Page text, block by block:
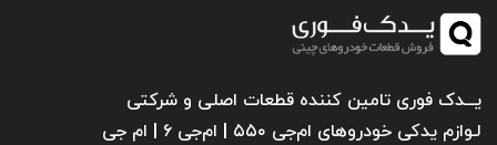
یـــدک فوری تامین کننده قطعات اصلی و شرکتی
لـوازم یدکی خودروهای ام‌جی ۵۵۰ | ام‌جی ۶ | ام جی